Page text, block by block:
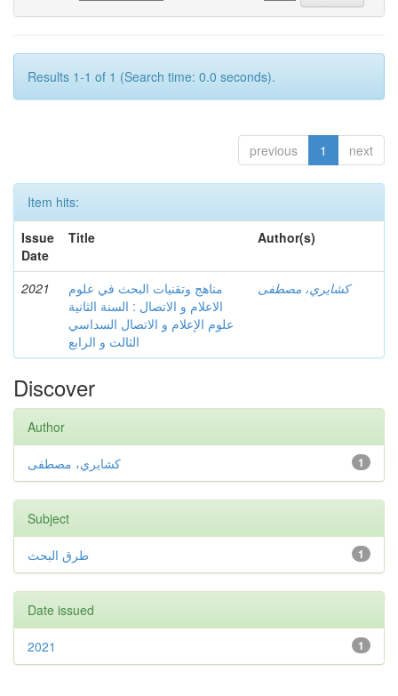
Results 1-1 of 1 (Search time: 0.0 seconds).
previous 1 next
Item hits:
Issue
Date
Title Author(s)
2021
مناهج وتقنيات البحث في علوم
الاعلام و الاتصال : السنة الثانية
علوم الإعلام و الاتصال السداسي
الثالث و الرابع
كشايري، مصطفى
Discover
Author
1 كشايري، مصطفى
Subject
1 طرق البحث
Date issued
1
2021